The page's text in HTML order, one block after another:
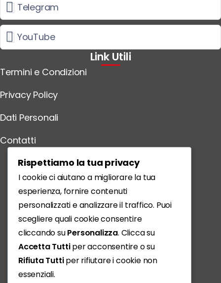
Telegram
YouTube
Link Utili
Termini e Condizioni
Privacy Policy
Dati Personali
Contatti
Scarica l'App
Rispettiamo la tua privacy
I cookie ci aiutano a migliorare la tua
esperienza, fornire contenuti
personalizzati e analizzare il traffico. Puoi
scegliere quali cookie consentire
cliccando suPersonalizza. Clicca su
Accetta Tuttiper acconsentire o su
Rifiuta Tuttiper rifiutare i cookie non
essenziali.